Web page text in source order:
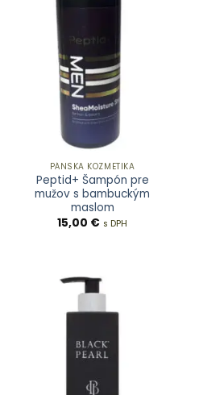
PÁNSKA KOZMETIKA
Peptid+ Šampón pre
mužov s bambuckým
maslom
15,00 € s DPH